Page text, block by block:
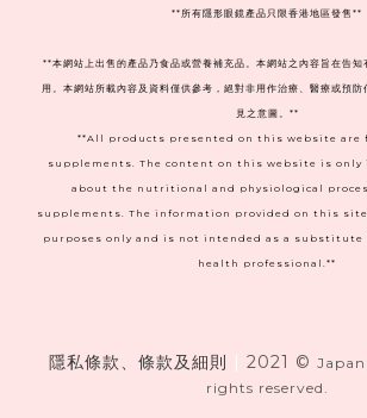
** 所有隱形眼鏡產品只限香港地區發售**
**本網站上出售的產品乃食品或營養補充品。本網站之內容旨在告知
用。本網站所載內容及資料僅供參考，絕對非用作治療、醫療或預
見之意圖。**
**All products presented on this website are
supplements. The content on this website is
about the nutritional and physiological
supplements. The information provided on this
purposes only and is not intended as a substitute
health professional.**
隱私條款、條款及細則 2021 ©
rights reserved.